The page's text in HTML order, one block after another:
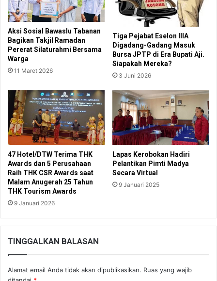
Aksi Sosial Bawaslu Tabanan
Bagikan Takjil Ramadan
Pererat Silaturahmi Bersama
Warga
11 Maret 2026
Tiga Pejabat Eselon IIIA
Digadang-Gadang Masuk
Bursa JPTP di Era Bupati Aji.
Siapakah Mereka?
3 Juni 2026
47 Hotel/DTW Terima THK
Awards dan 5 Perusahaan
Raih THK CSR Awards saat
Malam Anugerah 25 Tahun
THK Tourism Awards
9 Januari 2026
Lapas Kerobokan Hadiri
Pelantikan Pimti Madya
Secara Virtual
9 Januari 2025
TINGGALKAN BALASAN
Alamat email Anda tidak akan dipublikasikan. Ruas yang wajib